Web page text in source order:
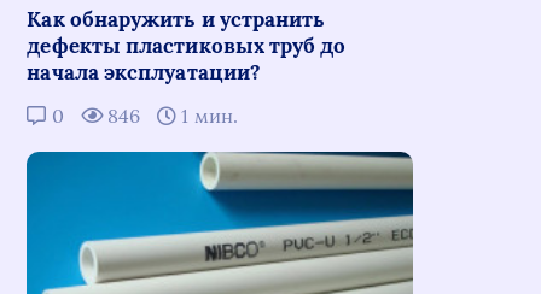
Как обнаружить и устранить
дефекты пластиковых труб до
начала эксплуатации?
0 846 1 мин.